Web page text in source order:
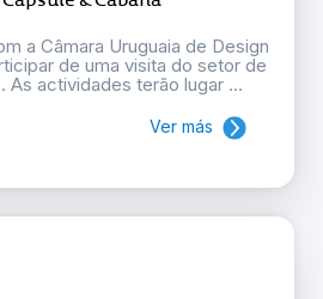
a Câmara Uruguaia de Design
de uma visita do setor de
As actividades terão lugar ...
Ver más